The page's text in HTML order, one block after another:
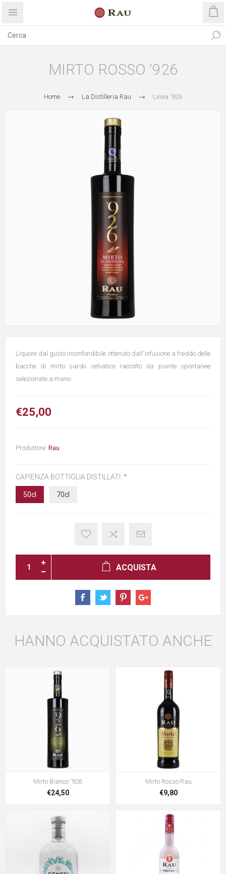
MIRTO ROSSO '926
Home La Distilleria Rau Linea '926
Liquore dal gusto inconfondibile ottenuto dall´infusione a freddo delle
bacche di mirto sardo selvatico raccolto da piante spontanee
selezionate a mano.
€25,00
Produttore: Rau
CAPIENZA BOTTIGLIA DISTILLATI: *
50cl 70cl
ACQUISTA
HANNO ACQUISTATO ANCHE
Mirto Bianco '926
€24,50
Mirto Rosso Rau
€9,80